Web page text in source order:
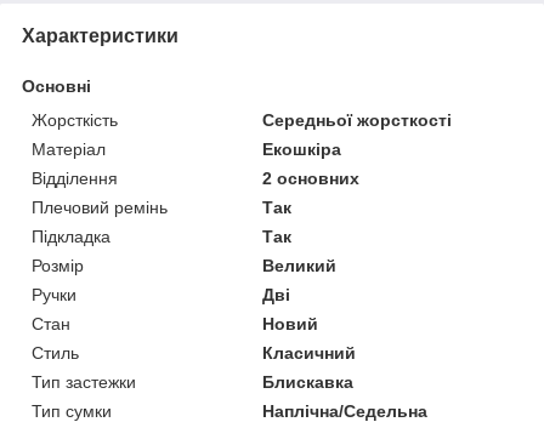
Характеристики
Основні
Жорсткість
Середньої жорсткості
Матеріал
Екошкіра
Відділення
2 основних
Плечовий ремінь
Так
Підкладка
Так
Розмір
Великий
Ручки
Дві
Стан
Новий
Стиль
Класичний
Тип застежки
Блискавка
Тип сумки
Наплічна/Седельна